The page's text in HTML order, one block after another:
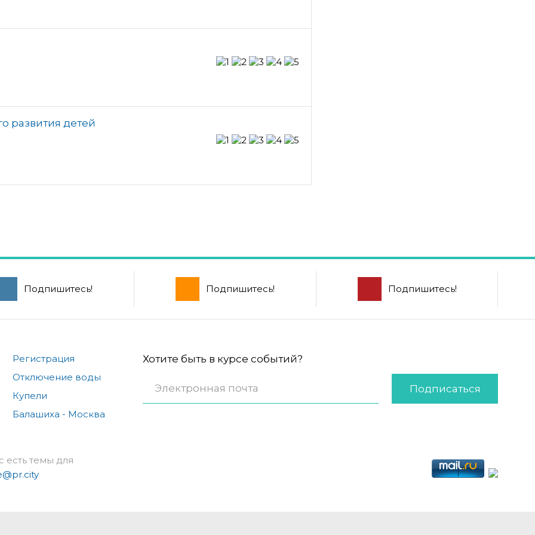
развития детей
Подпишитесь! Подпишитесь! Подпишитесь!
Регистрация
Отключение воды
Купели
Балашиха - Москва
Хотите быть в курсе событий?
Подписаться
есть темы для